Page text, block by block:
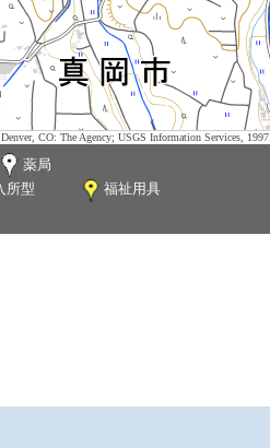
CO: The Agency; USGS Information Services, 1997.
薬局
所型
福祉用具